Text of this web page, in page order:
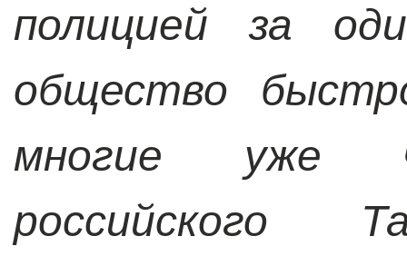
полицией за
общество
многие уже
российского